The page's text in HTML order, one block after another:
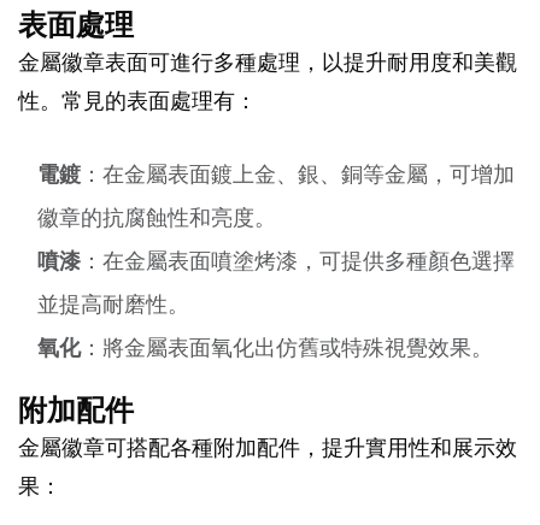
表面處理
金屬徽章表面可進行多種處理，以提升耐用度和美觀
性。常見的表面處理有：
電鍍 ：在金屬表面鍍上金、銀、銅等金屬，可增加
徽章的抗腐蝕性和亮度。
噴漆 ：在金屬表面噴塗烤漆，可提供多種顏色選擇
並提高耐磨性。
氧化：將金屬表面氧化出仿舊或特殊視覺效果。
附加配件
金屬徽章可搭配各種附加配件，提升實用性和展示效
果：